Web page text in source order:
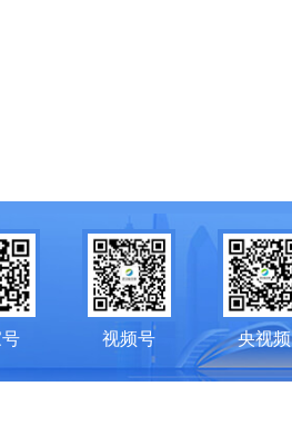
视频号 央视频